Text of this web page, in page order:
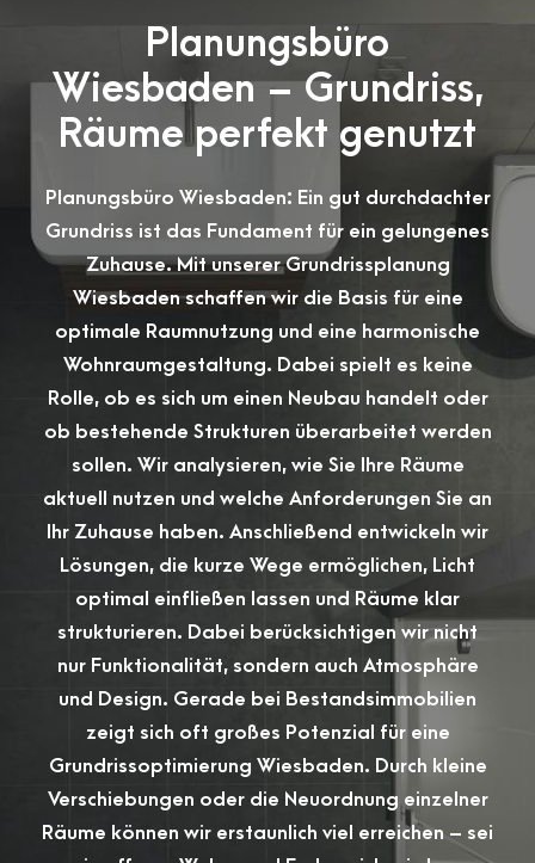
Planungsbüro
Wiesbaden – Grundriss,
Räume perfekt genutzt
Planungsbüro Wiesbaden: Ein gut durchdachter
Grundriss ist das Fundament für ein gelungenes
Zuhause. Mit unserer Grundrissplanung
Wiesbaden schaffen wir die Basis für eine
optimale Raumnutzung und eine harmonische
Wohnraumgestaltung. Dabei spielt es keine
Rolle, ob es sich um einen Neubau handelt oder
ob bestehende Strukturen überarbeitet werden
sollen. Wir analysieren, wie Sie Ihre Räume
aktuell nutzen und welche Anforderungen Sie an
Ihr Zuhause haben. Anschließend entwickeln wir
Lösungen, die kurze Wege ermöglichen, Licht
optimal einfließen lassen und Räume klar
strukturieren. Dabei berücksichtigen wir nicht
nur Funktionalität, sondern auch Atmosphäre
und Design. Gerade bei Bestandsimmobilien
zeigt sich oft großes Potenzial für eine
Grundrissoptimierung Wiesbaden. Durch kleine
Verschiebungen oder die Neuordnung einzelner
Räume können wir erstaunlich viel erreichen – sei